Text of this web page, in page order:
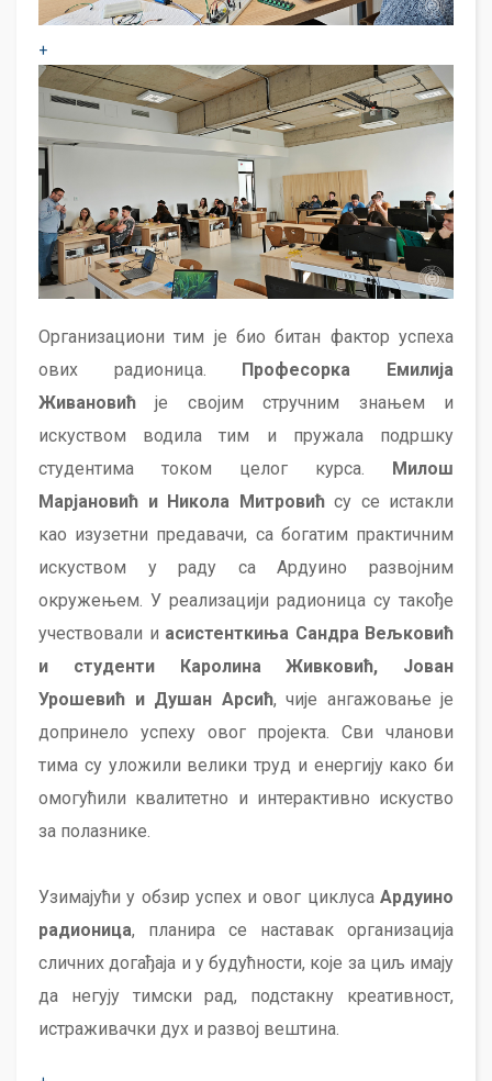
+
Организациони тим је био битан фактор успеха
ових радионица. Професорка Емилија
Живановић је својим стручним знањем и
искуством водила тим и пружала подршку
студентима током целог курса. Милош
Марјановић и Никола Митровићсу се истакли
као изузетни предавачи, са богатим практичним
искуством у раду са Ардуино развојним
окружењем. У реализацији радионица су такође
учествовали и асистенткиња Сандра Вељковић
и студенти Каролина Живковић, Јован
Урошевић и Душан Арсић, чије ангажовање је
допринело успеху овог пројекта. Сви чланови
тима су уложили велики труд и енергију како би
омогућили квалитетно и интерактивно искуство
за полазнике.
Узимајући у обзир успех и овог циклуса Ардуино
радионица, планира се наставак организација
сличних догађаја и у будућности, које за циљ имају
да негују тимски рад, подстакну креативност,
истраживачки дух и развој вештина.